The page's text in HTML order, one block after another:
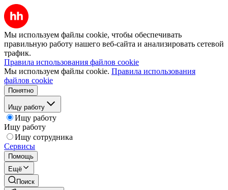
Мы используем файлы cookie, чтобы обеспечивать
правильную работу нашего веб-сайта и анализировать сетевой
трафик.
Правила использования файлов cookie
Мы используем файлы cookie. Правила использования
файлов cookie
Понятно
Ищу работу
Ищу работу
Ищу работу
Ищу сотрудника
Сервисы
Помощь
Ещё
Поиск